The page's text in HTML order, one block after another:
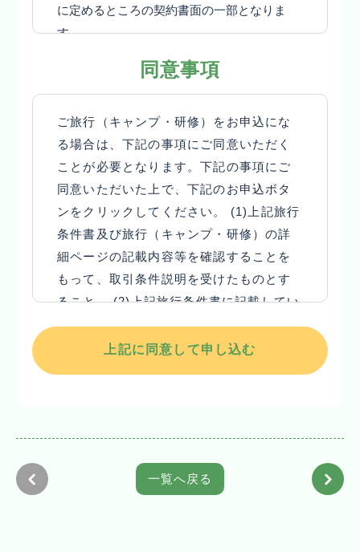
当社旅行業約款募集型企画旅行契約の部によ
ります。
発行する文書等において「参加者」と表記さ
費」と表記されている文言については「旅行
代金」と読み替えるものとします。
(4) 当社は、お客様が当社の定める旅行日程
に従って運送・宿泊機関等の提供する運送・
宿泊その他の旅行に関するサービス（以下、
「旅行サービス」といいます。）の提供を受
けることができるように、手配し、旅程を管
理することを引き受けます。
２ 旅行のお申込みと旅行契約の成立
(1) 当社及び旅行業法で規定された受託営業
所（以下、「当社ら」といいます。）にて当
段によって所定の事項を送信の上、下記のお
申込金又は旅行代金の全額を添えてお申し込
みいただきます。申込金は「旅行代金」「取
に定めるところの契約書面の一部となりま
す。
(1) この旅行は関西教育旅行株式会社（以
施する旅行であり、この旅行に参加されるお
客様は当社と募集型企画旅行契約（以下、
「旅行契約」といいます。）を締結すること
になります。
(2) 旅行契約の内容・条件は、募集広告、パ
ンフレット、本旅行条件書、本旅行出発前に
お渡しする確定書面（最終旅行日程表）及び
当社旅行業約款募集型企画旅行契約の部によ
ります。
(3) 募集広告、パンフレット、その他当社が
発行する文書等において「参加者」と表記さ
(4) 当社は、お客様が当社の定める旅行日程
宿泊その他の旅行に関するサービス（以下、
同意事項
ご旅行（キャンプ・研修）をお申込にな
る場合は、下記の事項にご同意いただく
ことが必要となります。下記の事項にご
同意いただいた上で、下記のお申込ボタ
ンをクリックしてください。 (1)上記旅行
条件書及び旅行（キャンプ・研修）の詳
細ページの記載内容等を確認することを
もって、取引条件説明を受けたものとす
ること。 (2)上記旅行条件書に記載してい
る個人情報の取り扱いについて同意する
上記に同意して申し込む
一覧へ戻る